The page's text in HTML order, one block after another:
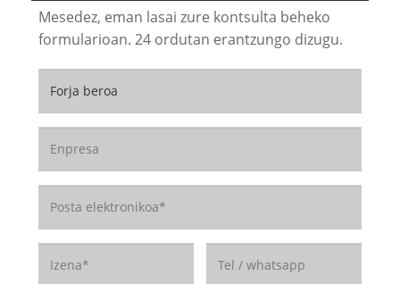
Mesedez, eman lasai zure kontsulta beheko
formularioan. 24 ordutan erantzungo dizugu.